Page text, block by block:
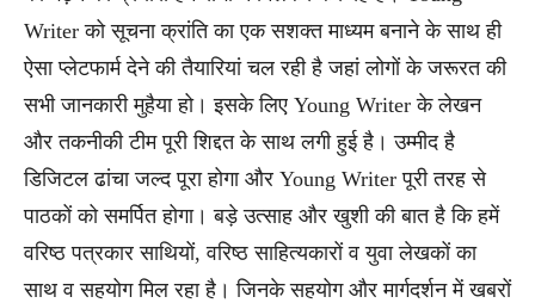
Writer को सूचना क्रांति का एक सशक्त माध्यम बनाने के साथ ही
ऐसा प्लेटफार्म देने की तैयारियां चल रही है जहां लोगों के जरूरत की
सभी जानकारी मुहैया हो। इसके लिए Young Writer के लेखन
और तकनीकी टीम पूरी शिद्दत के साथ लगी हुई है। उम्मीद है
डिजिटल ढांचा जल्द पूरा होगा और Young Writer पूरी तरह से
पाठकों को समर्पित होगा। बड़े उत्साह और खुशी की बात है कि हमें
वरिष्ठ पत्रकार साथियों, वरिष्ठ साहित्यकारों व युवा लेखकों का
साथ व सहयोग मिल रहा है। जिनके सहयोग और मार्गदर्शन में खबरों